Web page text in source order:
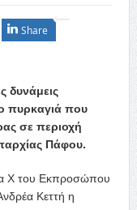
Share
δυνάμεις
πυρκαγιά που
σε περιοχή
Πάφου.
Χ του Εκπροσώπου
Κεττή η